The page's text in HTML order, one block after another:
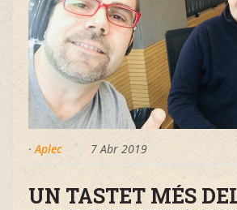
·Aplec 7 Abr 2019
UN TASTET MÉS